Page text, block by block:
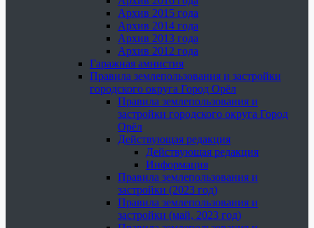
Архив 2015 года
Архив 2014 года
Архив 2013 года
Архив 2012 года
Гаражная амнистия
Правила землепользования и застройки
городского округа Город Орёл
Правила землепользования и
застройки городского округа Город
Орёл
Действующая редакция
Действующая редакция
Информация
Правила землепользования и
застройки (2023 год)
Правила землепользования и
застройки (май, 2023 год)